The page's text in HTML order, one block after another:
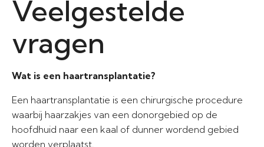
Veelgestelde
vragen
Wat is een haartransplantatie?
Een haartransplantatie is een chirurgische procedure
waarbij haarzakjes van een donorgebied op de
hoofdhuid naar een kaal of dunner wordend gebied
worden verplaatst.